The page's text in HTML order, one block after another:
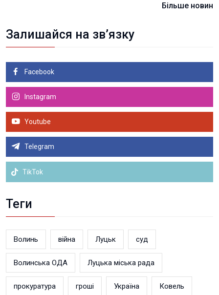
Більше новин
Залишайся на зв’язку
Facebook
Instagram
Youtube
Telegram
TikTok
Теги
Волинь війна Луцьк суд
Волинська ОДА Луцька міська рада
прокуратура гроші Україна Ковель